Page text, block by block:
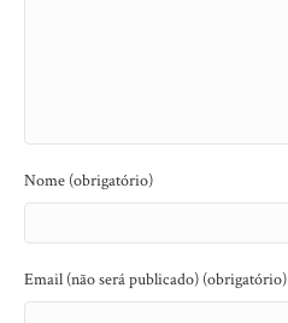
Nome (obrigatório)
Email (não será publicado) (obrigatório)